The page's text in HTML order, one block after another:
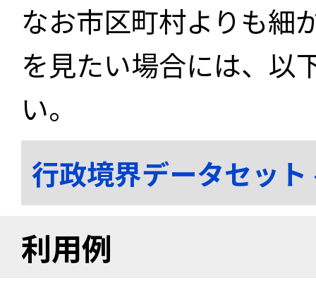
なお市区町村よりも細
を見たい場合には、以
い。
行政境界データセッ
利用例